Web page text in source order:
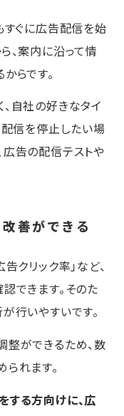
すぐに広告配信を始
、案内に沿って情
らです。
自社の好きなタイ
配信を停止したい場
告の配信テストや
善ができる
クリック率」など、
できます。そのた
行いやすいです。
ができるため、数
れます。
る方向けに、広